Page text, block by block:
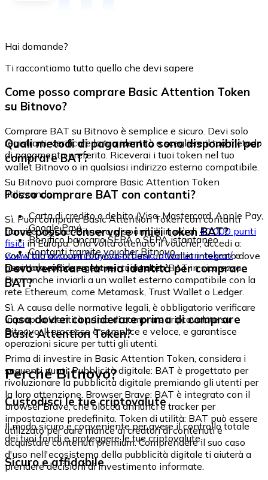
Hai domande?
Ti raccontiamo tutto quello che devi sapere
Come posso comprare Basic Attention Token
su Bitnovo?
Comprare BAT su Bitnovo è semplice e sicuro. Devi solo
registrarti, verificare la tua identità e scegliere il tuo metodo
di pagamento preferito. Riceverai i tuoi token nel tuo
wallet Bitnovo o in qualsiasi indirizzo esterno compatibile.
Quali metodi di pagamento sono disponibili per
comprare BAT?
Su Bitnovo puoi comprare Basic Attention Token
utilizzando:
Carta di credito o debito (Visa, Mastercard, Apple Pay,
Google Pay)
Bonifico bancario SEPA o SEPA istantaneo
Contanti tramite voucher Bitnovo
Posso comprare BAT con contanti?
Sì. Puoi comprare Basic Attention Token con contanti
tramite voucher Bitnovo, disponibili in più di 40.000 punti
fisici in Europa. Una volta ottenuto il voucher, accedi a:
www.bitnovo.com/buy/cash/basic-attention-token/e
riscattalo rapidamente e in sicurezza.
Dove posso conservare i miei token BAT?
Con il tuo account Bitnovo ottieni un wallet integrato dove
puoi conservare e gestire i tuoi token BAT in sicurezza.
Puoi anche inviarli a un wallet esterno compatibile con la
rete Ethereum, come Metamask, Trust Wallet o Ledger.
Devo verificare la mia identità per comprare
BAT?
Sì. A causa delle normative legali, è obbligatorio verificare
la propria identità prima di comprare criptovalute su
Bitnovo. Il processo è semplice e veloce, e garantisce
operazioni sicure per tutti gli utenti.
Cosa dovrei considerare prima di comprare
Basic Attention Token?
Prima di investire in Basic Attention Token, considera i
seguenti punti: Pubblicità digitale: BAT è progettato per
rivoluzionare la pubblicità digitale premiando gli utenti per
la loro attenzione. Browser Brave: BAT è integrato con il
browser Brave, che blocca annunci e tracker per
impostazione predefinita. Token di utilità: BAT può essere
utilizzato per dare mance ai creatori di contenuti e
acquistare contenuti premium. Comprendere il suo caso
d'uso nell'ecosistema della pubblicità digitale ti aiuterà a
prendere decisioni di investimento informate.
Perché Bitnovo?
Custodisci le tue criptovalute
Il modo sicuro e conveniente per avere il controllo totale
dei tuoi fondi e proteggere le tue criptovalute.
Sicuro e affidabile